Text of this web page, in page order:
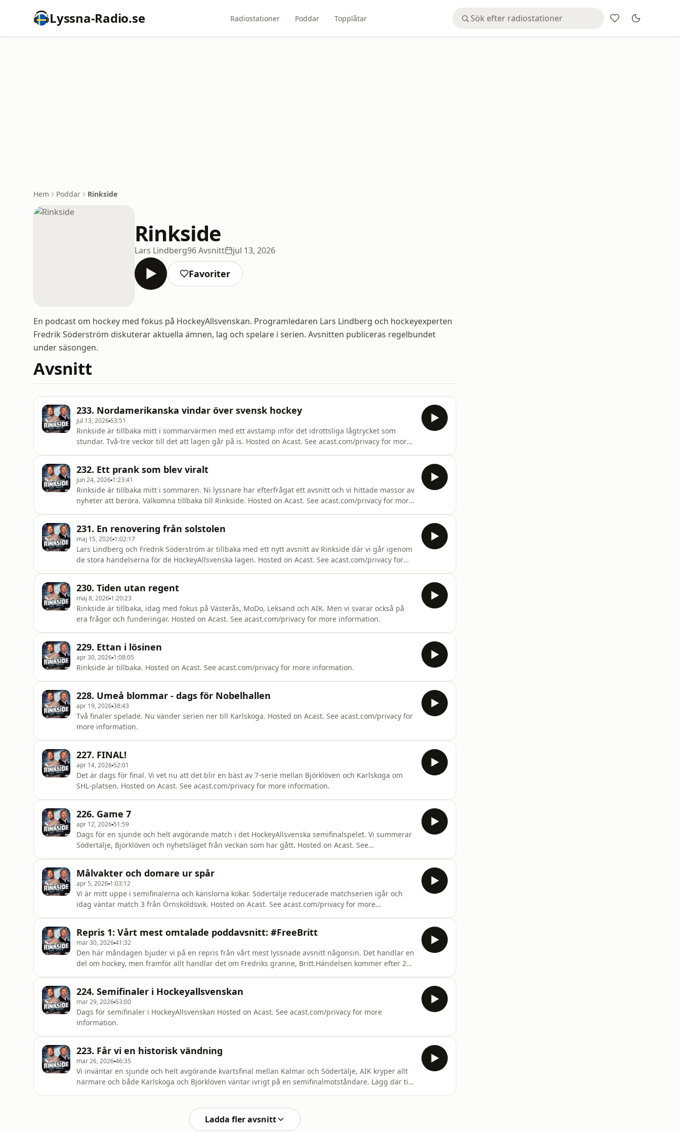
Lyssna-Radio.se Radiostationer Poddar Topplåtar
Hem Poddar Rinkside
Rinkside
Lars Lindberg96 Avsnitt jul 13, 2026
Favoriter
En podcast om hockey med fokus på HockeyAllsvenskan. Programledaren Lars Lindberg och hockeyexperten
Fredrik Söderström diskuterar aktuella ämnen, lag och spelare i serien. Avsnitten publiceras regelbundet
under säsongen.
Avsnitt
233. Nordamerikanska vindar över svensk hockey
jul 13, 2026 53:51
Rinkside är tillbaka mitt i sommarvärmen med ett avstamp inför det idrottsliga lågtrycket som
stundar. Två-tre veckor till det att lagen går på is. Hosted on Acast. See acast.com/privacy for more
232. Ett prank som blev viralt
jun 24, 2026 1:23:41
Rinkside är tillbaka mitt i sommaren. Ni lyssnare har efterfrågat ett avsnitt och vi hittade massor av
nyheter att beröra. Välkomna tillbaka till Rinkside. Hosted on Acast. See acast.com/privacy for more
231. En renovering från solstolen
maj 15, 2026 1:02:17
Lars Lindberg och Fredrik Söderström är tillbaka med ett nytt avsnitt av Rinkside där vi går igenom
de stora händelserna för de HockeyAllsvenska lagen. Hosted on Acast. See acast.com/privacy for
230. Tiden utan regent
maj 8, 2026 1:20:23
Rinkside är tillbaka, idag med fokus på Västerås, MoDo, Leksand och AIK. Men vi svarar också på
era frågor och funderingar. Hosted on Acast. See acast.com/privacy for more information.
229. Ettan i lösinen
apr 30, 2026 1:08:05
Rinkside är tillbaka. Hosted on Acast. See acast.com/privacy for more information.
228. Umeå blommar - dags för Nobelhallen
apr 19, 202638:43
Två finaler spelade. Nu vänder serien ner till Karlskoga. Hosted on Acast. See acast.com/privacy for
more information.
227. FINAL!
apr 14, 2026 52:01
Det är dags för final. Vi vet nu att det blir en bäst av 7-serie mellan Björklöven och Karlskoga om
SHL-platsen. Hosted on Acast. See acast.com/privacy for more information.
226. Game 7
apr 12, 2026 51:59
Dags för en sjunde och helt avgörande match i det HockeyAllsvenska semifinalspelet. Vi summerar
Södertälje, Björklöven och nyhetsläget från veckan som har gått. Hosted on Acast. See
Målvakter och domare ur spår
apr 5, 2026 1:03:12
Vi är mitt uppe i semifinalerna och känslorna kokar. Södertälje reducerade matchserien igår och
idag väntar match 3 från Örnsköldsvik. Hosted on Acast. See acast.com/privacy for more
Repris 1: Vårt mest omtalade poddavsnitt: #FreeBritt
mar 30, 202641:32
Den här måndagen bjuder vi på en repris från vårt mest lyssnade avsnitt någonsin. Det handlar en
del om hockey, men framför allt handlar det om Fredriks granne, Britt.Händelsen kommer efter 29
224. Semifinaler i Hockeyallsvenskan
mar 29, 2026 53:00
Dags för semifinaler i HockeyAllsvenskan Hosted on Acast. See acast.com/privacy for more
information.
223. Får vi en historisk vändning
mar 26, 202646:35
Vi inväntar en sjunde och helt avgörande kvartsfinal mellan Kalmar och Södertälje, AIK kryper allt
närmare och både Karlskoga och Björklöven väntar ivrigt på en semifinalmotståndare. Lägg där till
Ladda fler avsnitt